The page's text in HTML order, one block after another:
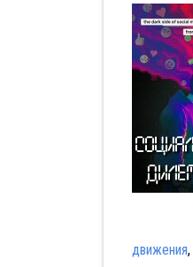
движения,